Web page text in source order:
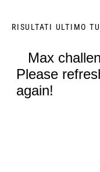
RISULTATI ULTIMO